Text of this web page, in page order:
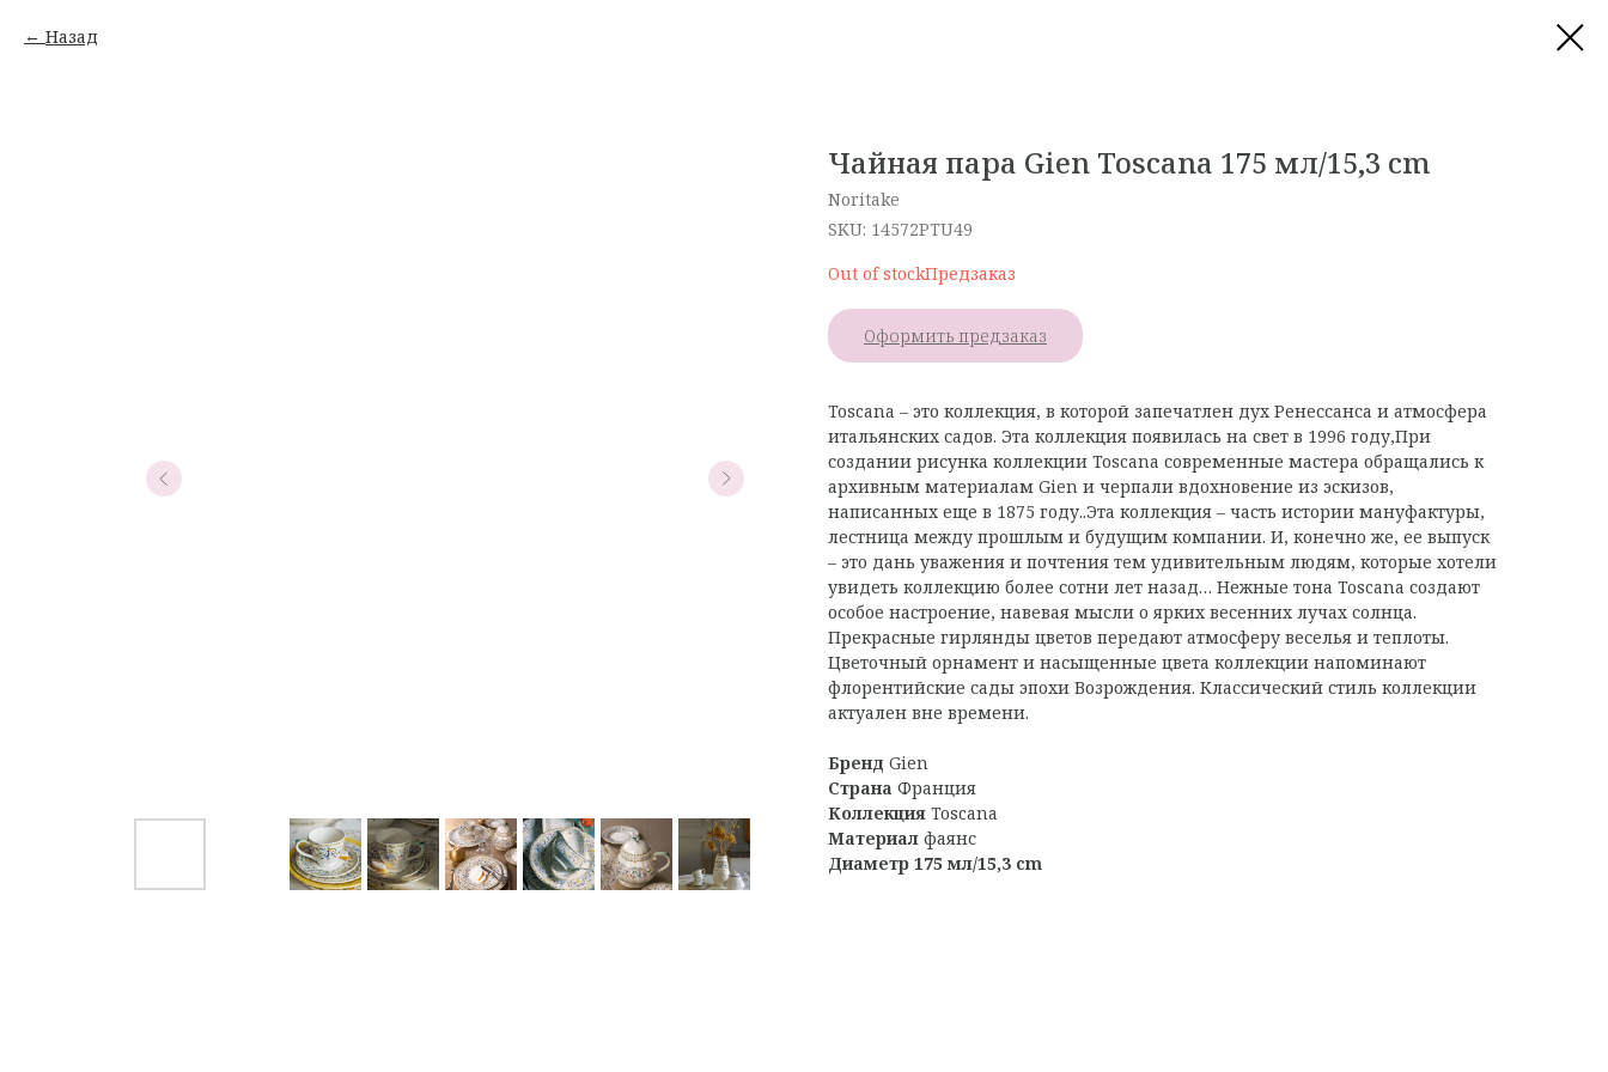
Назад
Чайная пара Gien Toscana 175 мл/15,3 cm
Noritake
SKU: 14572PTU49
Out of stock
Оформить предзаказ
Toscana – это коллекция, в которой запечатлен дух Ренессанса и атмосфера
итальянских садов. Эта коллекция появилась на свет в 1996 году,При
создании рисунка коллекции Toscana современные мастера обращались к
архивным материалам Gien и черпали вдохновение из эскизов,
написанных еще в 1875 году..Эта коллекция – часть истории мануфактуры,
лестница между прошлым и будущим компании. И, конечно же, ее выпуск
– это дань уважения и почтения тем удивительным людям, которые хотели
увидеть коллекцию более сотни лет назад… Нежные тона Toscana создают
особое настроение, навевая мысли о ярких весенних лучах солнца.
Прекрасные гирлянды цветов передают атмосферу веселья и теплоты.
Цветочный орнамент и насыщенные цвета коллекции напоминают
флорентийские сады эпохи Возрождения. Классический стиль коллекции
актуален вне времени.
Бренд Gien
Страна Франция
Коллекция Toscana
Материал фаянс
Диаметр 175 мл/15,3 cm